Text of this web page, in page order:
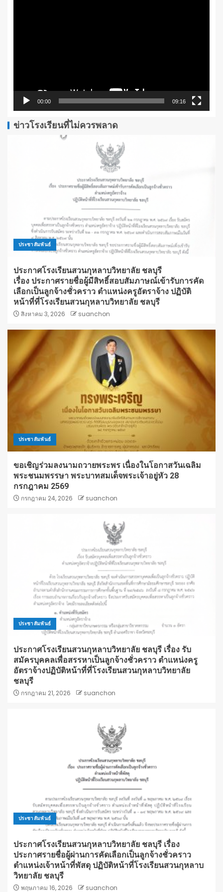
00:00 09:16
ข่าวโรงเรียนที่ไม่ควรพลาด
ประชาสัมพันธ์
ประกาศโรงเรียนสวนกุหลาบวิทยาลัย ชลบุรี
เรื่อง ประกาศรายชื่อผู้มีสิทธิ์สอบสัมภาษณ์เข้ารับการคัด
เลือกเป็นลูกจ้างชั่วคราว ตำแหน่งครูอัตราจ้าง ปฏิบัติ
หน้าที่ที่โรงเรียนสวนกุหลาบวิทยาลัย ชลบุรี
สิงหาคม 3, 2026 suanchon
ประชาสัมพันธ์
ขอเชิญร่วมลงนามถวายพระพร เนื่องในโอกาสวันเฉลิม
พระชนมพรรษา พระบาทสมเด็จพระเจ้าอยู่หัว 28
กรกฎาคม 2569
กรกฎาคม 24, 2026 suanchon
ประชาสัมพันธ์
ประกาศโรงเรียนสวนกุหลาบวิทยาลัย ชลบุรี เรื่อง รับ
สมัครบุคคลเพื่อสรรหาเป็นลูกจ้างชั่วคราว ตำแหน่งครู
อัตราจ้างปฏิบัติหน้าที่ที่โรงเรียนสวนกุหลาบวิทยาลัย
ชลบุรี
กรกฎาคม 21, 2026 suanchon
ประชาสัมพันธ์
ประกาศโรงเรียนสวนกุหลาบวิทยาลัย ชลบุรี เรื่อง
ประกาศรายชื่อผู้ผ่านการคัดเลือกเป็นลูกจ้างชั่วคราว
ตำแหน่งเจ้าหน้าที่พัสดุ ปฏิบัติหน้าที่โรงเรียนสวนกุหลาบ
วิทยาลัย ชลบุรี
พฤษภาคม 16, 2026 suanchon